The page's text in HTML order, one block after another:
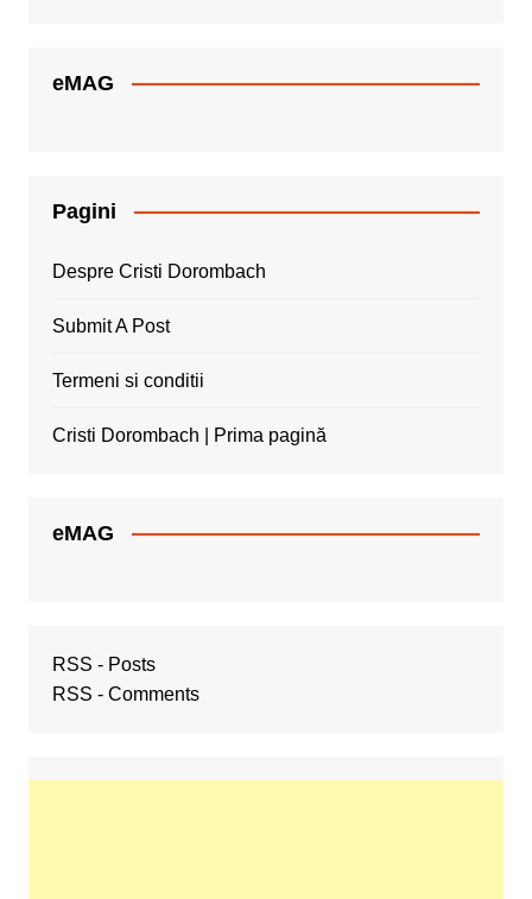
eMAG
Pagini
Despre Cristi Dorombach
Submit A Post
Termeni si conditii
Cristi Dorombach | Prima pagină
eMAG
RSS - Posts
RSS - Comments